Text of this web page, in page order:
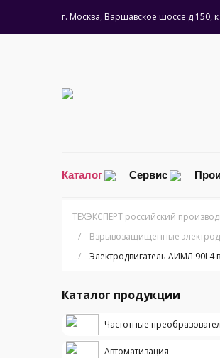
г. Москва, Варшавское шоссе д.150, к
Каталог Сервис
ТЕХЭКСПЕРТ российский
/
Взрывозащищенные
/
Электродвигатель АИМЛ
Каталог продукции
Частотные
Автоматизация